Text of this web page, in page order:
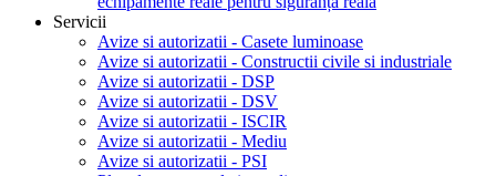
Servicii
Avize si autorizatii - Casete luminoase
Avize si autorizatii - Constructii civile si industriale
Avize si autorizatii - DSP
Avize si autorizatii - DSV
Avize si autorizatii - ISCIR
Avize si autorizatii - Mediu
Avize si autorizatii - PSI